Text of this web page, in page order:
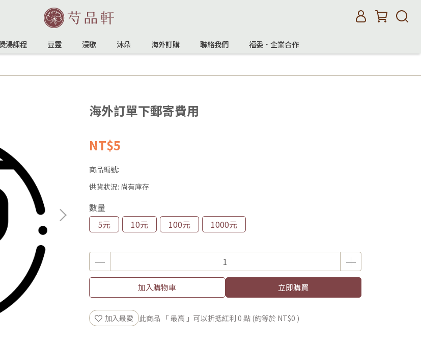
湯課程 豆靈 漫歌 沐朵 海外訂購 聯絡我們 福委．企業合作
海外訂單下郵寄費用
NT$5
商品編號:
供貨狀況: 尚有庫存
數量
5元
10元 100元 1000元
加入購物車 立即購買
加入最愛 此商品 「 最高 」可以折抵紅利 0 點 (約等於 NT$0 )